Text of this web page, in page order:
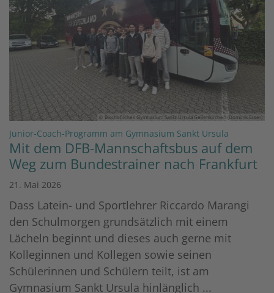
© Bischöfliches Gymnasium Sankt Ursula Geilenkirchen (Dominik Esser)
Junior-Coach-Programm am Gymnasium Sankt Ursula
Mit dem DFB-Mannschaftsbus auf dem
Weg zum Bundestrainer nach Frankfurt
21. Mai 2026
Dass Latein- und Sportlehrer Riccardo Marangi
den Schulmorgen grundsätzlich mit einem
Lächeln beginnt und dieses auch gerne mit
Kolleginnen und Kollegen sowie seinen
Schülerinnen und Schülern teilt, ist am
Gymnasium Sankt Ursula hinlänglich ...